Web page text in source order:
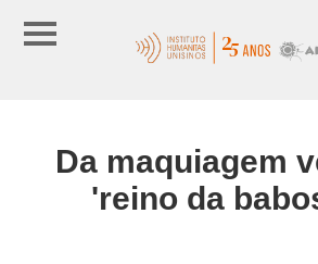
Da maquiagem
'reino da